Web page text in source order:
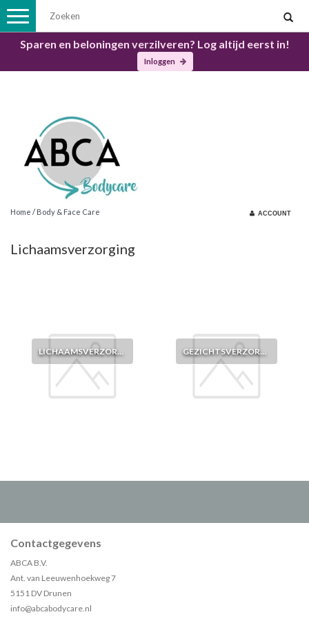
Sparen en beloningen verzilveren? Log altijd eerst in!
Inloggen
Toggle
navigation
Home / Body & Face Care ACCOUNT
Lichaamsverzorging
LICHAAMSVERZORGING GEZICHTSVERZORGING
Contactgegevens
ABCA B.V.
Ant. van Leeuwenhoekweg 7
5151 DV Drunen
info@abcabodycare.nl